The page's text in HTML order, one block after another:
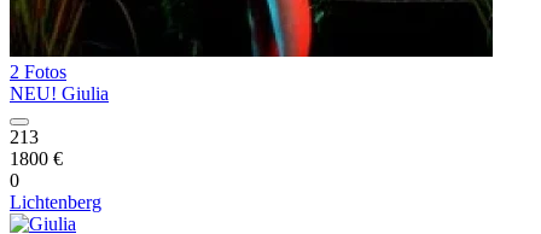
2 Fotos
NEU! Giulia
213
1800 €
0
Lichtenberg